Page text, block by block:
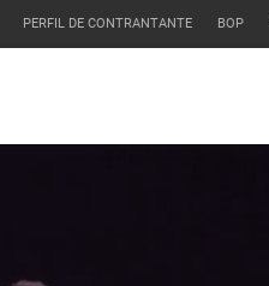
PERFIL DE CONTRANTANTE BOP